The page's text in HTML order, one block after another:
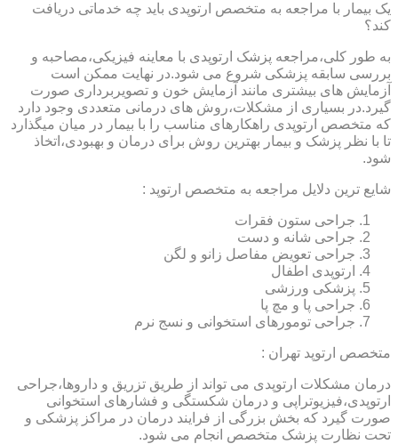
یک بیمار با مراجعه به متخصص ارتوپدی باید چه خدماتی دریافت
کند؟
به طور کلی،مراجعه پزشک ارتوپدی با معاینه فیزیکی،مصاحبه و
بررسی سابقه پزشکی شروع می شود.در نهایت ممکن است
آزمایش های بیشتری مانند آزمایش خون و تصویربرداری صورت
گیرد.در بسیاری از مشکلات،روش های درمانی متعددی وجود دارد
که متخصص ارتوپدی راهکارهای مناسب را با بیمار در میان میگذارد
تا با نظر پزشک و بیمار بهترین روش برای درمان و بهبودی،اتخاذ
شود.
شایع ترین دلایل مراجعه به متخصص ارتوپد :
جراحی ستون فقرات
جراحی شانه و دست
جراحی تعویض مفاصل زانو و لگن
ارتوپدی اطفال
پزشکی ورزشی
جراحی پا و مچ پا
جراحی تومورهای استخوانی و نسج نرم
متخصص ارتوپد تهران :
درمان مشکلات ارتوپدی می تواند از طریق تزریق و داروها،جراحی
ارتوپدی،فیزیوتراپی و درمان شکستگی و فشارهای استخوانی
صورت گیرد که بخش بزرگی از فرایند درمان در مراکز پزشکی و
تحت نظارت پزشک متخصص انجام می شود.